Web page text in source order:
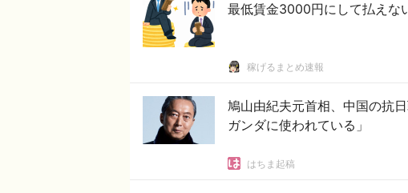
最低賃金3000円にして払えな
稼げるまとめ速報
鳩山由紀夫元首相、中国の抗
ガンダに使われている」
はちま起稿